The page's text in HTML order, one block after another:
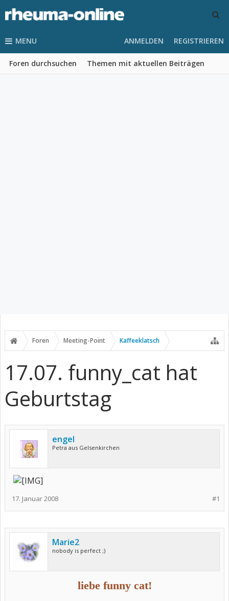
MENU
Foren durchsuchen Themen mit aktuellen Beiträgen
ANMELDEN REGISTRIEREN
Foren Meeting-Point Kaffeeklatsch
17.07. funny_cat hat
Geburtstag
engel
Petra aus Gelsenkirchen
#1
17. Januar 2008
Marie2
nobody is perfect ;)
liebe funny cat!